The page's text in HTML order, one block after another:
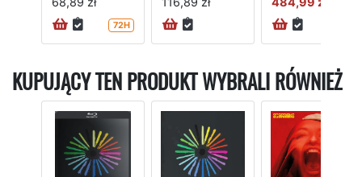
72H
KUPUJĄCY TEN PRODUKT WYBRALI RÓWNIEŻ